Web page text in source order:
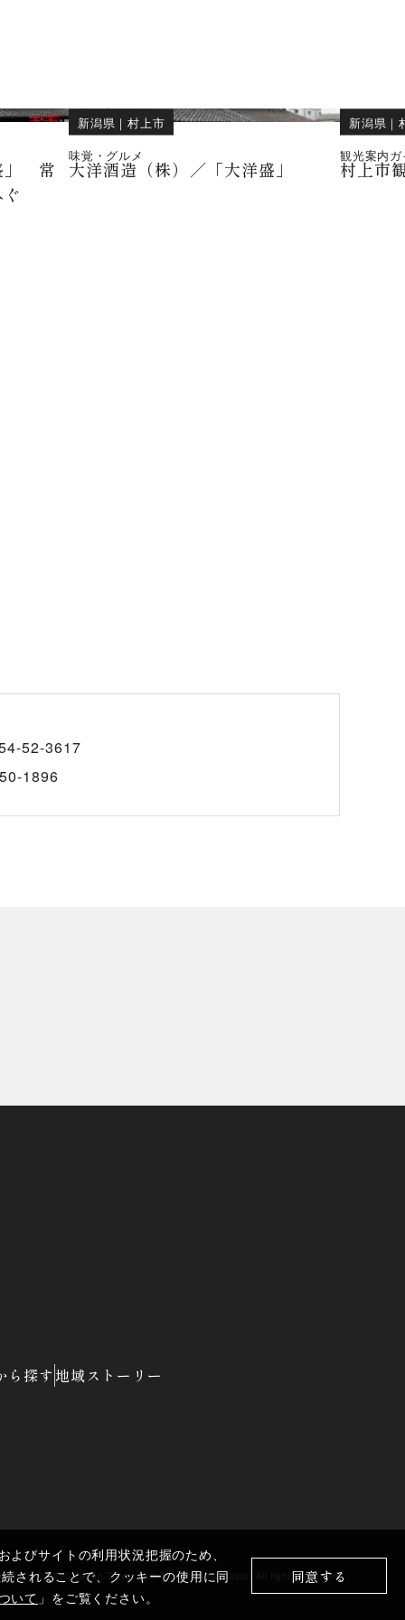
びサイトの利用状況把握のため、
されることで、クッキーの使用に同
いて 」をご覧ください。
同意する
」 常
新潟県 ｜村上市
味覚・グルメ
大洋酒造（株）／「大洋盛」
新潟県 ｜
観光案内
村上市
52-3617
1896
ら探す 地域ストーリー
©︎ 2020 Japan Travel And Tourism Association All rights reserved